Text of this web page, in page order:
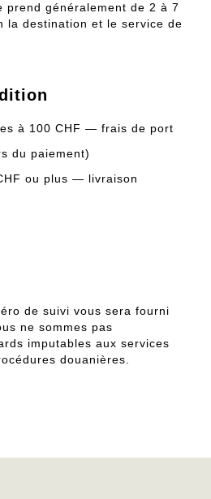
prend généralement de 2 à 7
la destination et le service de
à 100 CHF — frais de port
du paiement)
ou plus — livraison
de suivi vous sera fourni
ne sommes pas
imputables aux services
douanières.